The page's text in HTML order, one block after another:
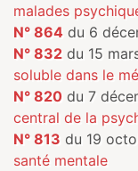
malades
N° 864 du 6
N° 832 du 15
soluble dans le
N° 820 du 7
central de la
N° 813 du 19
santé mentale